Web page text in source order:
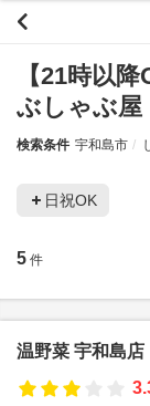
【21時以
ぶしゃぶ屋
検索条件 宇和島市
日祝OK
5 件
温野菜 宇和島店